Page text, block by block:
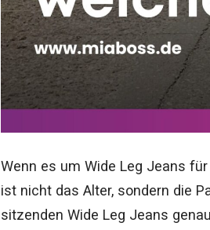
Wenn es um Wide Leg Jeans
ist nicht das Alter, sondern die
sitzenden Wide Leg Jeans